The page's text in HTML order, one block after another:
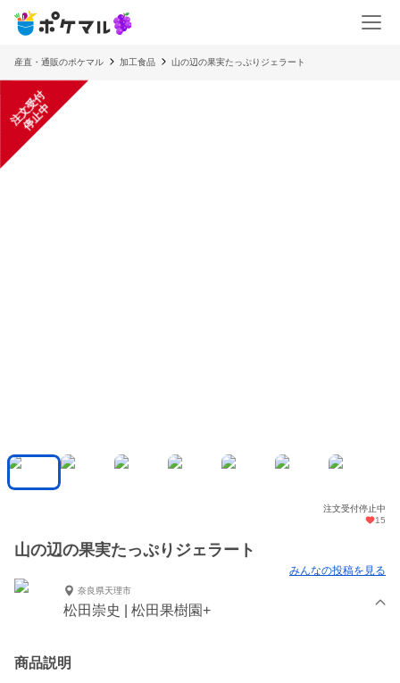
産直・通販のポケマル 加工食品 山の辺の果実たっぷりジェラート
注
文
受
付
停
止
中
注文受付停止中
15
山の辺の果実たっぷりジェラート
みんなの投稿を見る
奈良県天理市
松田崇史 | 松田果樹園+
商品説明